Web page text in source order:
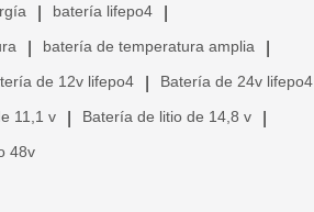
batería lifepo4
batería de temperatura amplia
de 12v lifepo4 Batería de 24v lifepo4
11,1 v Batería de litio de 14,8 v
48v